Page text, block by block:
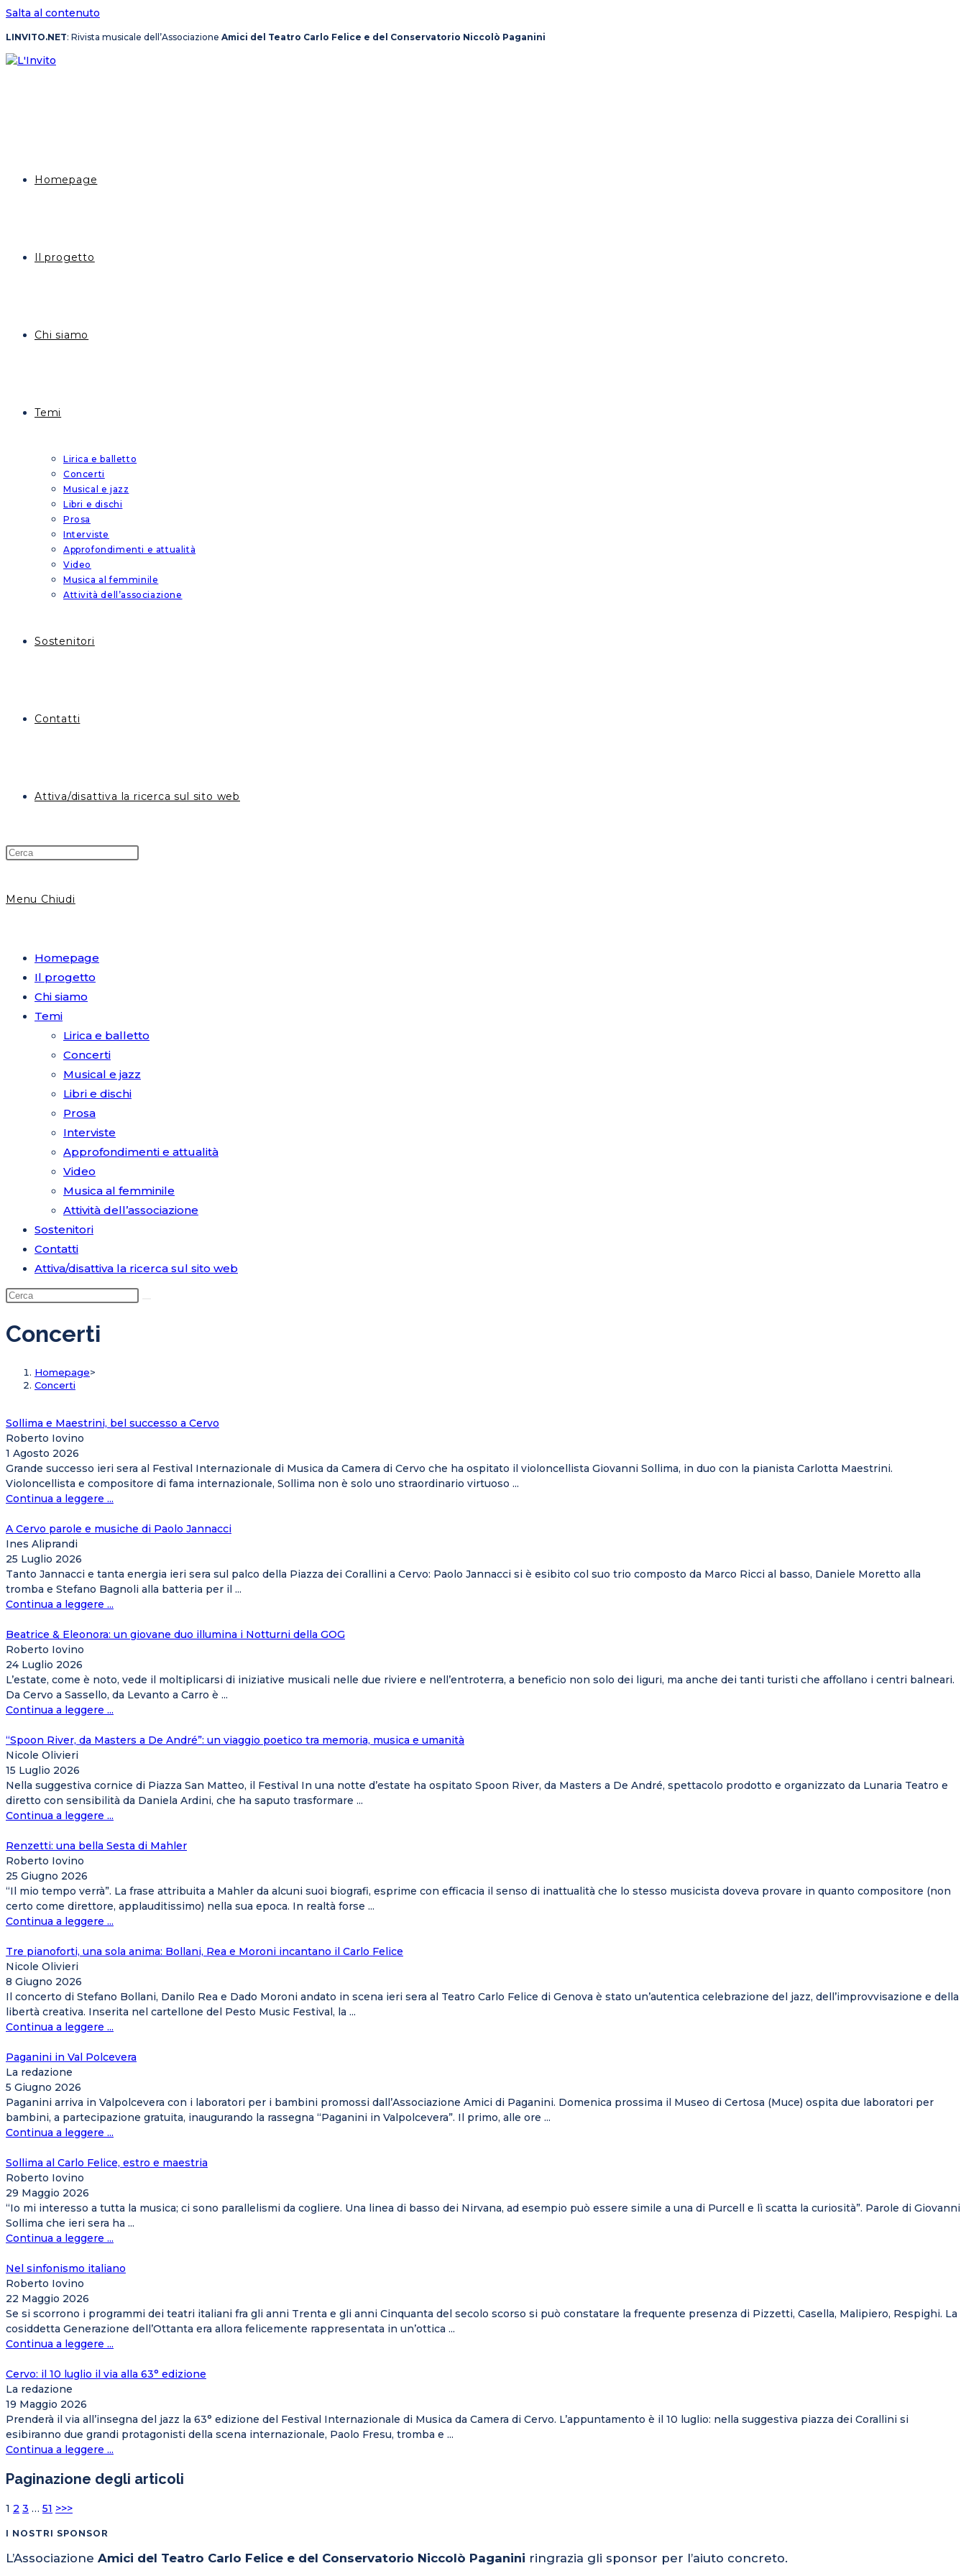
Salta al contenuto
LINVITO.NET: Rivista musicale dell’Associazione Amici del Teatro Carlo Felice e del Conservatorio Niccolò Paganini
Homepage
Il progetto
Chi siamo
Temi
Lirica e balletto
Concerti
Musical e jazz
Libri e dischi
Prosa
Interviste
Approfondimenti e attualità
Video
Musica al femminile
Attività dell’associazione
Sostenitori
Contatti
Attiva/disattiva la ricerca sul sito web
Menu Chiudi
Homepage
Il progetto
Chi siamo
Temi
Lirica e balletto
Concerti
Musical e jazz
Libri e dischi
Prosa
Interviste
Approfondimenti e attualità
Video
Musica al femminile
Attività dell’associazione
Sostenitori
Contatti
Attiva/disattiva la ricerca sul sito web
Concerti
Homepage>
Concerti
Sollima e Maestrini, bel successo a Cervo
Roberto Iovino
1 Agosto 2026
Grande successo ieri sera al Festival Internazionale di Musica da Camera di Cervo che ha ospitato il violoncellista Giovanni Sollima, in duo con la pianista Carlotta Maestrini.
Violoncellista e compositore di fama internazionale, Sollima non è solo uno straordinario virtuoso ...
Continua a leggere ...
A Cervo parole e musiche di Paolo Jannacci
Ines Aliprandi
25 Luglio 2026
Tanto Jannacci e tanta energia ieri sera sul palco della Piazza dei Corallini a Cervo: Paolo Jannacci si è esibito col suo trio composto da Marco Ricci al basso, Daniele Moretto alla
tromba e Stefano Bagnoli alla batteria per il ...
Continua a leggere ...
Beatrice & Eleonora: un giovane duo illumina i Notturni della GOG
Roberto Iovino
24 Luglio 2026
L’estate, come è noto, vede il moltiplicarsi di iniziative musicali nelle due riviere e nell’entroterra, a beneficio non solo dei liguri, ma anche dei tanti turisti che affollano i centri balneari.
Da Cervo a Sassello, da Levanto a Carro è ...
Continua a leggere ...
“Spoon River, da Masters a De André”: un viaggio poetico tra memoria, musica e umanità
Nicole Olivieri
15 Luglio 2026
Nella suggestiva cornice di Piazza San Matteo, il Festival In una notte d’estate ha ospitato Spoon River, da Masters a De André, spettacolo prodotto e organizzato da Lunaria Teatro e
diretto con sensibilità da Daniela Ardini, che ha saputo trasformare ...
Continua a leggere ...
Renzetti: una bella Sesta di Mahler
Roberto Iovino
25 Giugno 2026
“Il mio tempo verrà”. La frase attribuita a Mahler da alcuni suoi biografi, esprime con efficacia il senso di inattualità che lo stesso musicista doveva provare in quanto compositore (non
certo come direttore, applauditissimo) nella sua epoca. In realtà forse ...
Continua a leggere ...
Tre pianoforti, una sola anima: Bollani, Rea e Moroni incantano il Carlo Felice
Nicole Olivieri
8 Giugno 2026
Il concerto di Stefano Bollani, Danilo Rea e Dado Moroni andato in scena ieri sera al Teatro Carlo Felice di Genova è stato un’autentica celebrazione del jazz, dell’improvvisazione e della
libertà creativa. Inserita nel cartellone del Pesto Music Festival, la ...
Continua a leggere ...
Paganini in Val Polcevera
La redazione
5 Giugno 2026
Paganini arriva in Valpolcevera con i laboratori per i bambini promossi dall’Associazione Amici di Paganini. Domenica prossima il Museo di Certosa (Muce) ospita due laboratori per
bambini, a partecipazione gratuita, inaugurando la rassegna “Paganini in Valpolcevera”. Il primo, alle ore ...
Continua a leggere ...
Sollima al Carlo Felice, estro e maestria
Roberto Iovino
29 Maggio 2026
“Io mi interesso a tutta la musica; ci sono parallelismi da cogliere. Una linea di basso dei Nirvana, ad esempio può essere simile a una di Purcell e lì scatta la curiosità”. Parole di Giovanni
Sollima che ieri sera ha ...
Continua a leggere ...
Nel sinfonismo italiano
Roberto Iovino
22 Maggio 2026
Se si scorrono i programmi dei teatri italiani fra gli anni Trenta e gli anni Cinquanta del secolo scorso si può constatare la frequente presenza di Pizzetti, Casella, Malipiero, Respighi. La
cosiddetta Generazione dell’Ottanta era allora felicemente rappresentata in un’ottica ...
Continua a leggere ...
Cervo: il 10 luglio il via alla 63° edizione
La redazione
19 Maggio 2026
Prenderà il via all’insegna del jazz la 63° edizione del Festival Internazionale di Musica da Camera di Cervo. L’appuntamento è il 10 luglio: nella suggestiva piazza dei Corallini si
esibiranno due grandi protagonisti della scena internazionale, Paolo Fresu, tromba e ...
Continua a leggere ...
Paginazione degli articoli
1 2 3 … 51 >>>
I NOSTRI SPONSOR
L’Associazione Amici del Teatro Carlo Felice e del Conservatorio Niccolò Paganini ringrazia gli sponsor per l’aiuto concreto.